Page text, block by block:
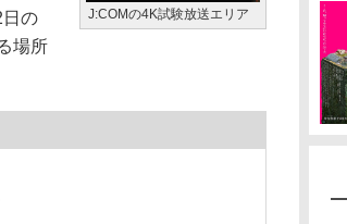
J:COMの4K試験放送エリア
日の
場所